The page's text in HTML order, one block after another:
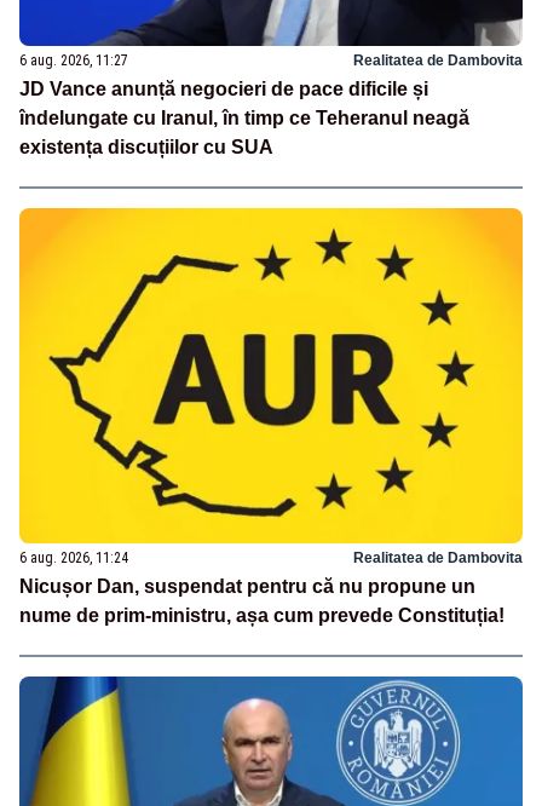
6 aug. 2026, 11:27 Realitatea de Dambovita
JD Vance anunță negocieri de pace dificile și
îndelungate cu Iranul, în timp ce Teheranul neagă
existența discuțiilor cu SUA
6 aug. 2026, 11:24 Realitatea de Dambovita
Nicușor Dan, suspendat pentru că nu propune un
nume de prim-ministru, așa cum prevede Constituția!